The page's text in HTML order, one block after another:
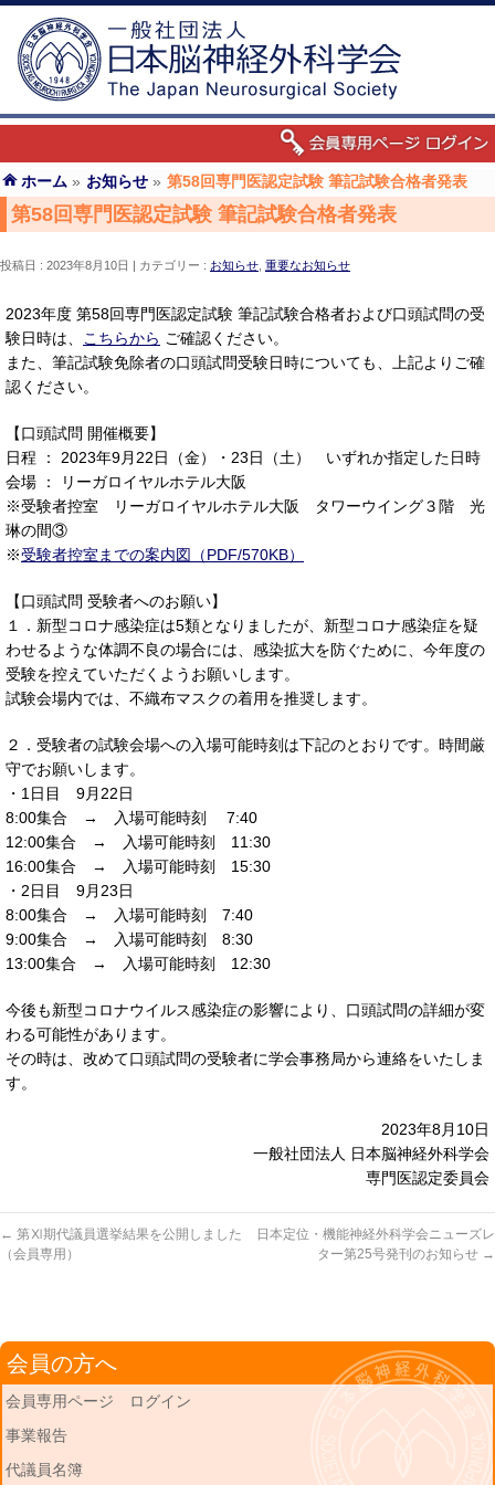
ホーム » お知らせ » 第58回専門医認定試験 筆記試験合格者発表
第58回専門医認定試験 筆記試験合格者発表
投稿日 : 2023年8月10日 カテゴリー : お知らせ 重要なお知らせ
2023年度 第58回専門医認定試験 筆記試験合格者および口頭試問の受
験日時は、
こちらから ご確認ください。
また、筆記試験免除者の口頭試問受験日時についても、上記よりご確
認ください。
【口頭試問 開催概要】
日程 ： 2023年9月22日（金）・23日（土） いずれか指定した日時
会場 ： リーガロイヤルホテル大阪
※受験者控室 リーガロイヤルホテル大阪 タワーウイング３階 光
琳の間③
※受験者控室までの案内図（PDF/570KB）
【口頭試問 受験者へのお願い】
１．新型コロナ感染症は5類となりましたが、新型コロナ感染症を疑
わせるような体調不良の場合には、感染拡大を防ぐために、今年度の
受験を控えていただくようお願いします。
試験会場内では、不織布マスクの着用を推奨します。
２．受験者の試験会場への入場可能時刻は下記のとおりです。時間厳
守でお願いします。
・1日目 9月22日
8:00集合 → 入場可能時刻 7:40
12:00集合 → 入場可能時刻 11:30
16:00集合 → 入場可能時刻 15:30
・2日目 9月23日
8:00集合 → 入場可能時刻 7:40
9:00集合 → 入場可能時刻 8:30
13:00集合 → 入場可能時刻 12:30
今後も新型コロナウイルス感染症の影響により、口頭試問の詳細が変
わる可能性があります。
その時は、改めて口頭試問の受験者に学会事務局から連絡をいたしま
す。
2023年8月10日
一般社団法人 日本脳神経外科学会
専門医認定委員会
← 第Ⅺ期代議員選挙結果を公開しました
（会員専用）
日本定位・機能神経外科学会ニューズレ
ター第25号発刊のお知らせ →
会員の方へ
会員専用ページ ログイン
事業報告
代議員名簿